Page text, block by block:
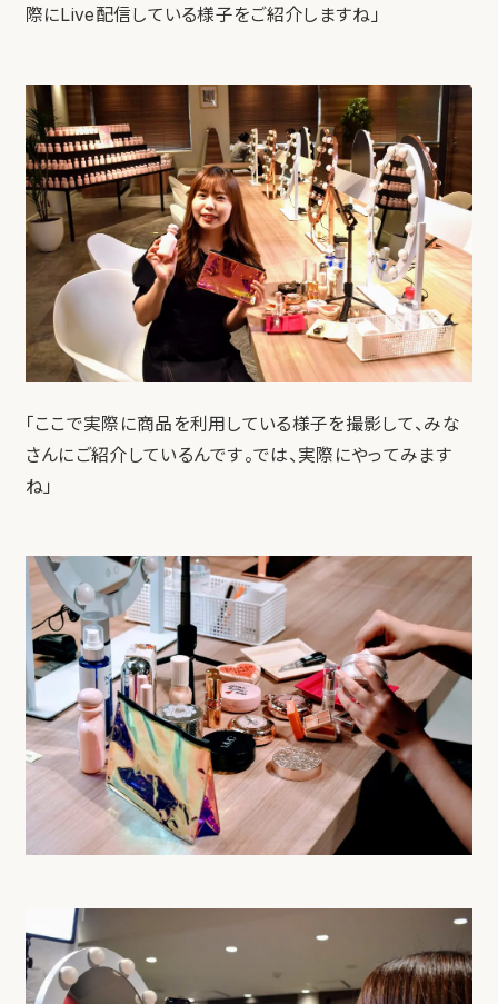
際にLive配信している様子をご紹介しますね」
「ここで実際に商品を利用している様子を撮影して、みな
さんにご紹介しているんです。では、実際にやってみます
ね」